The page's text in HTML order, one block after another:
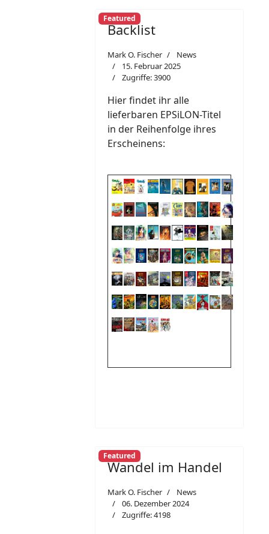
Featured
Backlist
Mark O. Fischer
News
15. Februar 2025
Zugriffe: 3900
Hier findet ihr alle
lieferbaren EPSiLON-Titel
in der Reihenfolge ihres
Erscheinens:
Featured
Wandel im Handel
Mark O. Fischer
News
06. Dezember 2024
Zugriffe: 4198